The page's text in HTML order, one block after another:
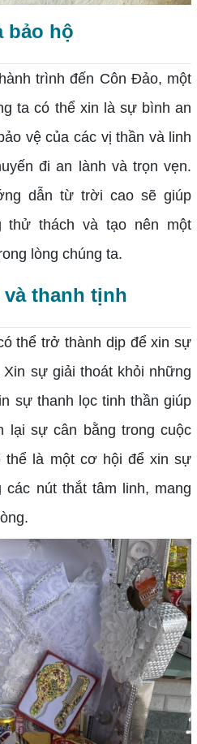
bảo hộ
trình đến Côn Đảo, một
ta có thể xin là sự bình an
vệ của các vị thần và linh
đi an lành và trọn vẹn.
dẫn từ trời cao sẽ giúp
thử thách và tạo nên một
lòng chúng ta.
thanh tịnh
trở thành dịp để xin sự
sự giải thoát khỏi những
sự thanh lọc tinh thần giúp
lại sự cân bằng trong cuộc
thể là một cơ hội để xin sự
nút thắt tâm linh, mang